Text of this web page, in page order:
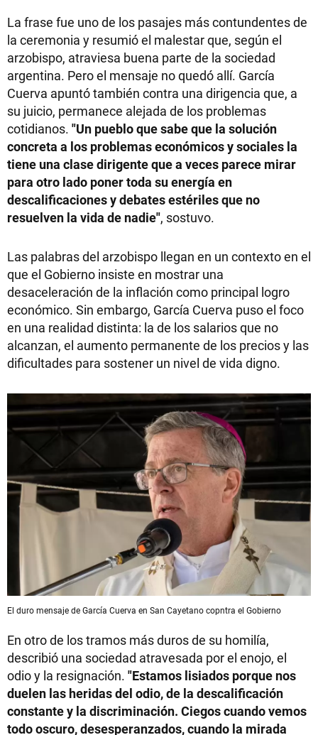
La frase fue uno de los pasajes más contundentes de
la ceremonia y resumió el malestar que, según el
arzobispo, atraviesa buena parte de la sociedad
argentina. Pero el mensaje no quedó allí. García
Cuerva apuntó también contra una dirigencia que, a
su juicio, permanece alejada de los problemas
cotidianos. "Un pueblo que sabe que la solución
concreta a los problemas económicos y sociales la
tiene una clase dirigente que a veces parece mirar
para otro lado poner toda su energía en
descalificaciones y debates estériles que no
resuelven la vida de nadie", sostuvo.
Las palabras del arzobispo llegan en un contexto en el
que el Gobierno insiste en mostrar una
desaceleración de la inflación como principal logro
económico. Sin embargo, García Cuerva puso el foco
en una realidad distinta: la de los salarios que no
alcanzan, el aumento permanente de los precios y las
dificultades para sostener un nivel de vida digno.
El duro mensaje de García Cuerva en San Cayetano copntra el Gobierno
En otro de los tramos más duros de su homilía,
describió una sociedad atravesada por el enojo, el
odio y la resignación. "Estamos lisiados porque nos
duelen las heridas del odio, de la descalificación
constante y la discriminación. Ciegos cuando vemos
todo oscuro, desesperanzados, cuando la mirada